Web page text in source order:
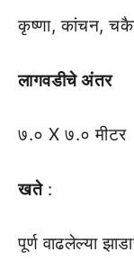
कृष्णा, कांचन,
लागवडीचे अंतर
७.० X ७.० मीटर
खते:
पूर्ण वाढलेल्या